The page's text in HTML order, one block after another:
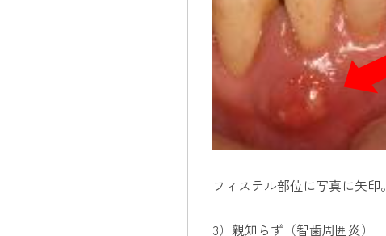
フィステル部位に写真に矢印。
3）親知らず（智歯周囲炎）